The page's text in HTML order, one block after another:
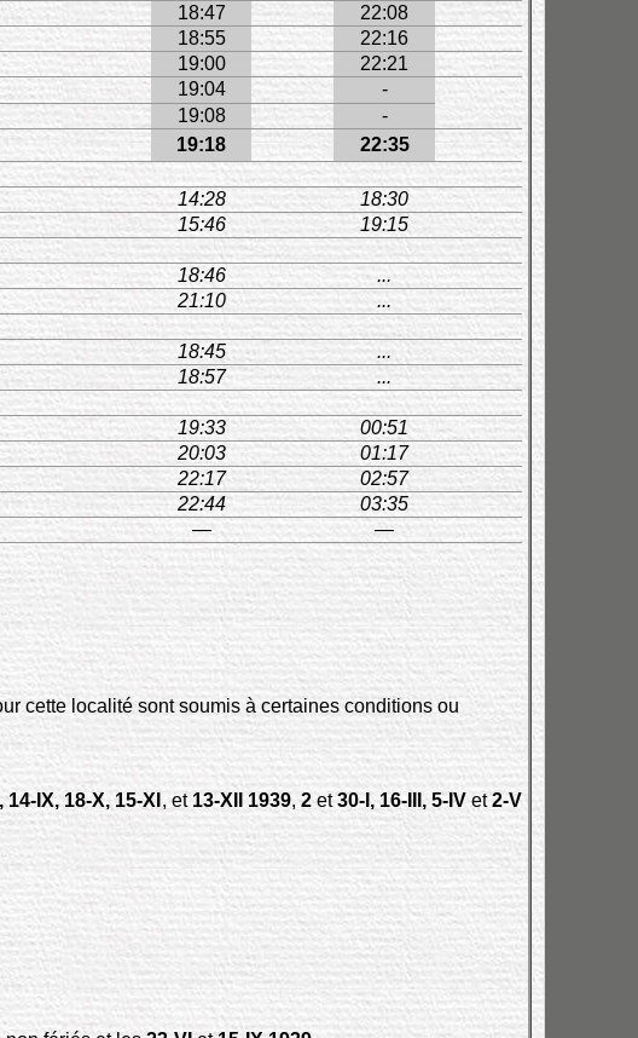
18:47
22:08
18:55
22:16
19:00
22:21
19:04
-
19:08
-
19:18 22:35
14:28
18:30
15:46 19:15
18:46
...
21:10 ...
18:45
...
18:57 ...
19:33
00:51
20:03
01:17
22:17
02:57
22:44
03:35
— —
cette localité sont soumis à certaines conditions ou
14-IX, 18-X, 15-XI , et 13-XII 1939,2 et30-I, 16-III, 5-IVet2-V